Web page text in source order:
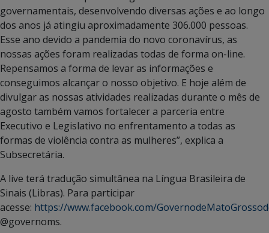
governamentais, desenvolvendo diversas ações e ao longo
dos anos já atingiu aproximadamente 306.000 pessoas.
Esse ano devido a pandemia do novo coronavírus, as
nossas ações foram realizadas todas de forma on-line.
Repensamos a forma de levar as informações e
conseguimos alcançar o nosso objetivo. E hoje além de
divulgar as nossas atividades realizadas durante o mês de
agosto também vamos fortalecer a parceria entre
Executivo e Legislativo no enfrentamento a todas as
formas de violência contra as mulheres”, explica a
Subsecretária.
A live terá tradução simultânea na Língua Brasileira de
Sinais (Libras). Para participar
acesse: https://www.facebook.com/
@governoms.